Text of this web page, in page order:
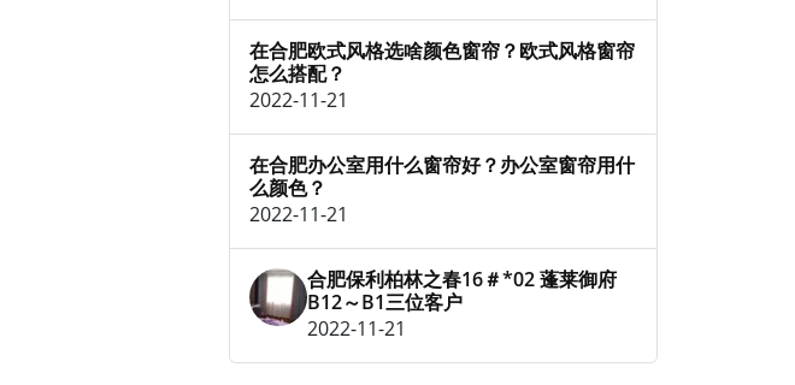
在合肥欧式风格选啥颜色窗帘？欧式风格窗帘
怎么搭配？
2022-11-21
在合肥办公室用什么窗帘好？办公室窗帘用什
么颜色？
2022-11-21
合肥保利柏林之春16＃*02 蓬莱御府
B12～B1三位客户
2022-11-21